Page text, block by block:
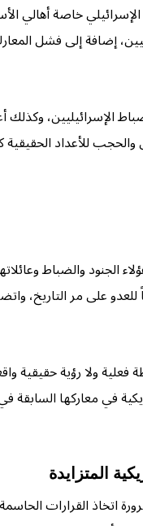
خاصة أهالي
إضافة إلى فشل
الإسرائيليين،
الجنود والضباط
للعدو على مر
ولا رؤية حقيقية
في معاركها
المتزايدة
القرارات